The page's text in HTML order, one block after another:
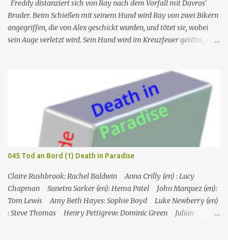
Freddy distanziert sich von Ray nach dem Vorfall mit Davros'
Bruder. Beim Schießen mit seinem Hund wird Ray von zwei Bikern
angegriffen, die von Alex geschickt wurden, und tötet sie, wobei
sein Auge verletzt wird. Sein Hund wird im Kreuzfeuer getötet, und
hat. Nr. (ges.) 16 Deutscher Titel Schönes Gesicht Serie Mr
Inbetween Staffel 2 Nr. (St.) 10 Original­titel Nice Face Regie Nash
Edgerton Drehbuch Scott Ryan Erstaus­strahlung (FX) 14. Nov.
2019 Deutsch­sprachige Erstaus­strahlung (FOX Channel) 20. Okt.
2021 Alex überzeugt sie davon, dass er eine große Geldsumme
versteckt hat und verhandelt dafür sein Leben, und sie fahren los,
um es zu holen. Ursprung des Titels: Nachdem Ray am Auge
verletzt wurde und der Biker, mit dem er kämpft, ihm in die Nase
gebissen hat, sagt er "nettes Auge", und Ray antwortet mit "nettes
Gesicht". Ray Sho...
045 Tod an Bord (1) Death in Paradise
Claire Rushbrook: Rachel Baldwin Anna Crilly (en) : Lucy
Chapman Sunetra Sarker (en): Hema Patel John Marquez (en):
Tom Lewis Amy Beth Hayes: Sophie Boyd Luke Newberry (en)
: Steve Thomas Henry Pettigrew: Dominic Green Julian